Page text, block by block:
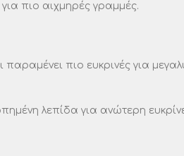
πιο αιχμηρές γραμμές.
πιο ευκρινές για
λεπίδα για ανώτερη